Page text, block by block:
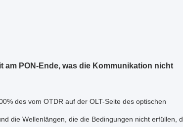
am PON-Ende, was die Kommunikation nicht
des vom OTDR auf der OLT-Seite des optischen
die Wellenlängen, die die Bedingungen nicht erfüllen,